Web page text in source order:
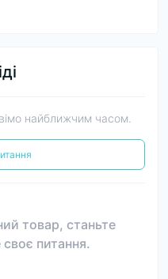
найближчим часом.
товар, станьте
питання.